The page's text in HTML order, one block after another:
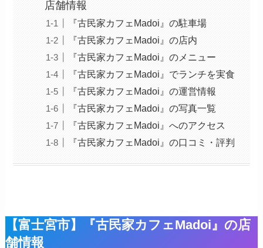
店舗情報
『古民家カフェMadoi』の駐車場
『古民家カフェMadoi』の店内
『古民家カフェMadoi』のメニュー
『古民家カフェMadoi』でランチを実食
『古民家カフェMadoi』の運営情報
『古民家カフェMadoi』の写真一覧
『古民家カフェMadoi』へのアクセス
『古民家カフェMadoi』の口コミ・評判
【富士宮市】『古民家カフェMadoi』の店
舗情報